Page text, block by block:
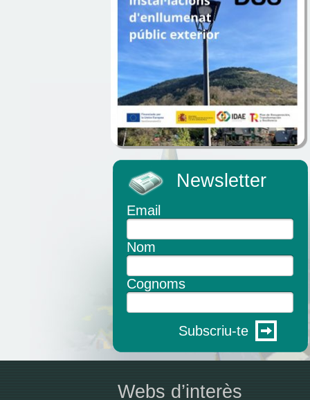
Newsletter
Email
Nom
Cognoms
Subscriu-te
Webs d’interès